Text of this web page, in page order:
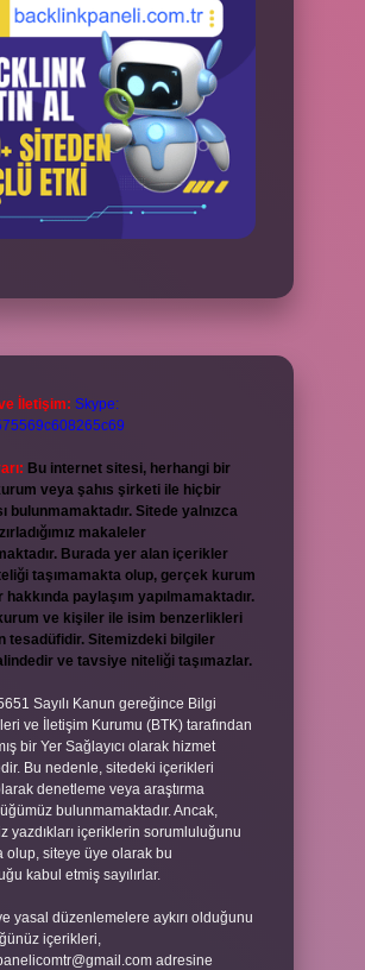
İletişim: Skype:
Bu internet sitesi, herhangi bir
veya şahıs şirketi ile hiçbir
bulunmamaktadır. Sitede yalnızca
makaleler
Burada yer alan içerikler
taşımamakta olup, gerçek kurum
paylaşım yapılmamaktadır.
ve kişiler ile isim benzerlikleri
tesadüfidir. Sitemizdeki bilgiler
ve tavsiye niteliği taşımazlar.
Sayılı Kanun gereğince Bilgi
ve İletişim Kurumu (BTK) tarafından
bir Yer Sağlayıcı olarak hizmet
Bu nedenle, sitedeki içerikleri
denetleme veya araştırma
bulunmamaktadır. Ancak,
yazdıkları içeriklerin sorumluluğunu
olup, siteye üye olarak bu
kabul etmiş sayılırlar.
yasal düzenlemelere aykırı olduğunu
içerikleri,
adresine